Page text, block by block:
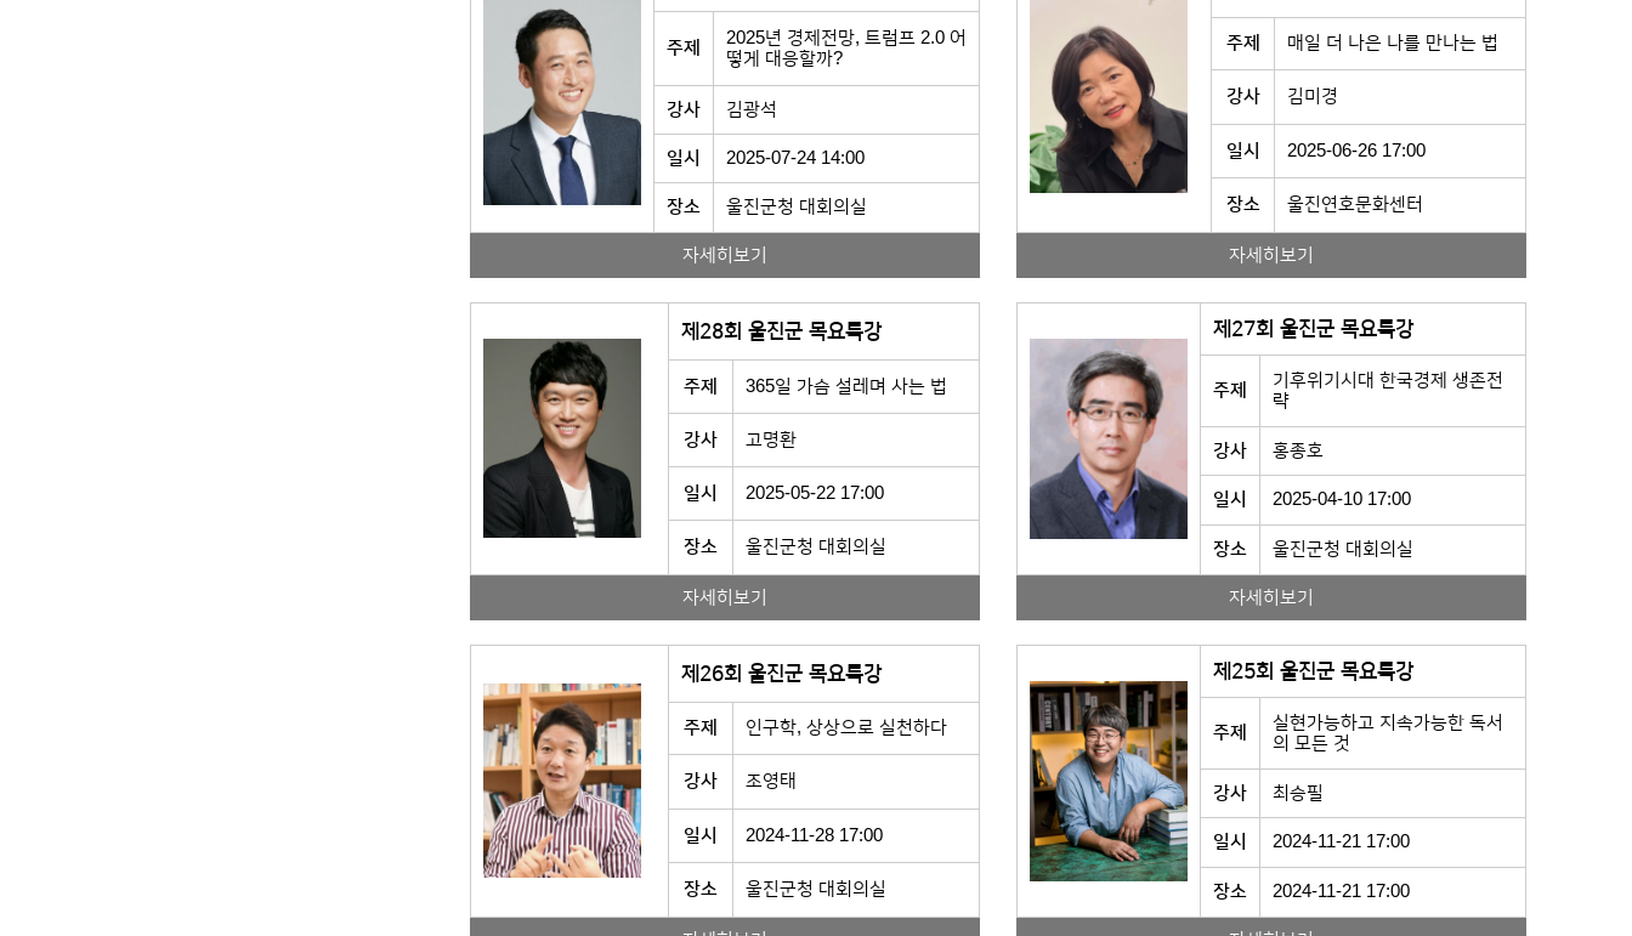
주제
2025년 경제전망, 트럼프 2.0 어
떻게 대응할까?
강사 김광석
일시 2025-07-24 14:00
장소 울진군청 대회의실
자세히보기
주제 매일 더 나은 나를 만나는 법
강사 김미경
일시 2025-06-26 17:00
장소 울진연호문화센터
자세히보기
제28회 울진군 목요특강
주제 365일 가슴 설레며 사는 법
강사 고명환
일시 2025-05-22 17:00
장소 울진군청 대회의실
자세히보기
제27회 울진군 목요특강
주제
기후위기시대 한국경제 생존전
략
강사 홍종호
일시 2025-04-10 17:00
장소 울진군청 대회의실
자세히보기
제26회 울진군 목요특강
주제 인구학, 상상으로 실천하다
강사 조영태
일시 2024-11-28 17:00
장소 울진군청 대회의실
제25회 울진군 목요특강
주제
실현가능하고 지속가능한 독서
의 모든 것
강사 최승필
일시 2024-11-21 17:00
장소 2024-11-21 17:00